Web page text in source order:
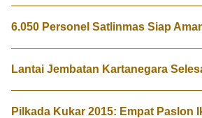
6.050 Personel Satlinmas Siap
Lantai Jembatan Kartanegara
Pilkada Kukar 2015: Empat Paslon